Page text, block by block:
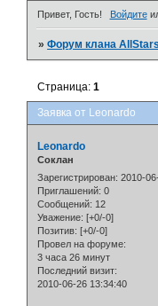
Привет, Гость! Войдите
»Форум клана AllStars
Заявка от Leonardo
Страница:1
Leonardo
Cоклан
Зарегистрирован: 2010-
Приглашений: 0
Сообщений: 12
Уважение: [+0/-0]
Позитив: [+0/-0]
Провел на форуме:
3 часа 26 минут
Последний визит:
2010-06-26 13:34:40